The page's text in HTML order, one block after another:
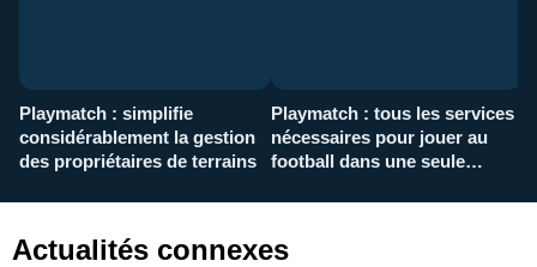
Playmatch : simplifie
considérablement la gestion
des propriétaires de terrains
Playmatch : tous les services
nécessaires pour jouer au
football dans une seule
Actualités connexes